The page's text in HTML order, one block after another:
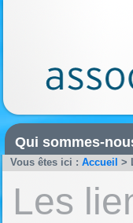
Qui sommes-
Vous êtes ici : Accueil >
Les